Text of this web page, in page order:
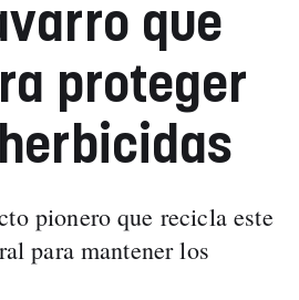
que
proteger
pionero que recicla este
para mantener los